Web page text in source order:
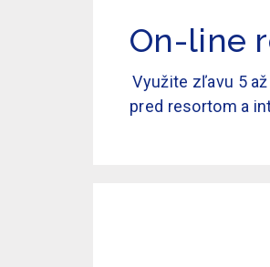
On-line
Využite zľavu 5
pred resortom a